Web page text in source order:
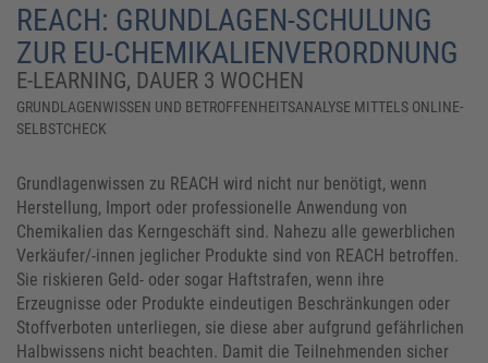
REACH: GRUNDLAGEN-SCHULUNG
ZUR EU-CHEMIKALIENVERORDNUNG
E-LEARNING, DAUER 3 WOCHEN
GRUNDLAGENWISSEN UND BETROFFENHEITSANALYSE MITTELS ONLINE-
SELBSTCHECK
Grundlagenwissen zu REACH wird nicht nur benötigt, wenn
Herstellung, Import oder professionelle Anwendung von
Chemikalien das Kerngeschäft sind. Nahezu alle gewerblichen
Verkäufer/-innen jeglicher Produkte sind von REACH betroffen.
Sie riskieren Geld- oder sogar Haftstrafen, wenn ihre
Erzeugnisse oder Produkte eindeutigen Beschränkungen oder
Stoffverboten unterliegen, sie diese aber aufgrund gefährlichen
Halbwissens nicht beachten. Damit die Teilnehmenden sicher